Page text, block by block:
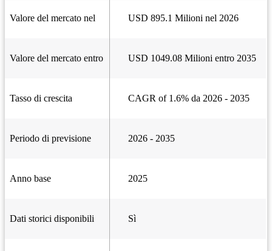
Valore del mercato nel USD 895.1 Milioni nel 2026
Valore del mercato entro USD 1049.08 Milioni entro 2035
Tasso di crescita CAGR of 1.6% da 2026 - 2035
Periodo di previsione 2026 - 2035
Anno base 2025
Dati storici disponibili Sì